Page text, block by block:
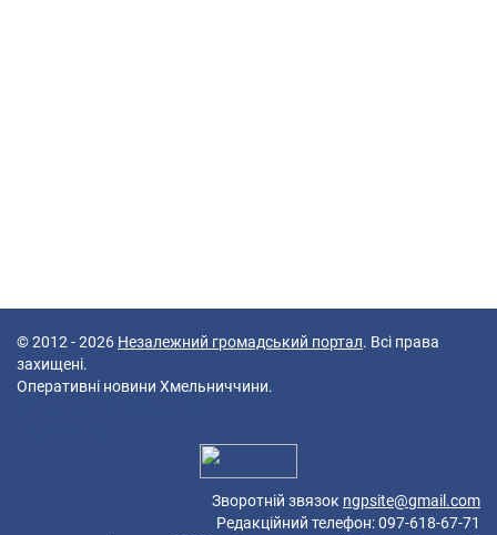
© 2012 - 2026 Незалежний громадський портал. Всі права
захищені.
Оперативні новини Хмельниччини.
Зворотній звязок ngpsite@gmail.com
Редакційний телефон: 097-618-67-71